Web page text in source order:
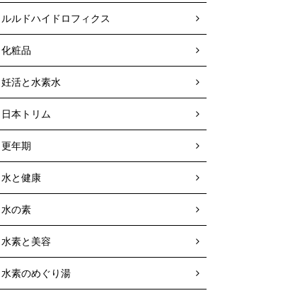
ルルドハイドロフィクス
化粧品
妊活と水素水
日本トリム
更年期
水と健康
水の素
水素と美容
水素のめぐり湯